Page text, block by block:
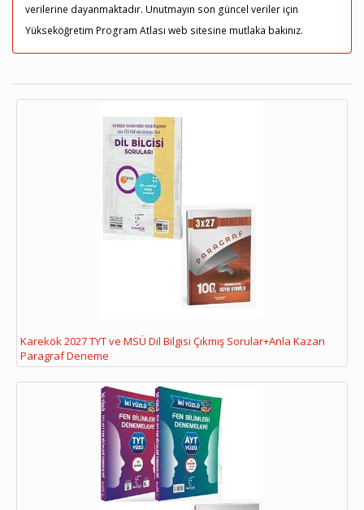
verilerine dayanmaktadır. Unutmayın son güncel veriler için
Yükseköğretim Program Atlası web sitesine mutlaka bakınız.
Karekök 2027 TYT ve MSÜ Dil Bilgisi Çıkmış Sorular+Anla Kazan
Paragraf Deneme